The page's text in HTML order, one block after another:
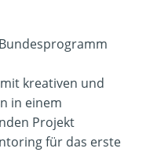
Bundesprogramm
kreativen und
in einem
Projekt
für das erste